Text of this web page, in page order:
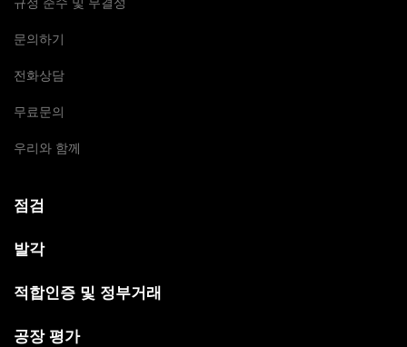
문의하기
전화상담
무료문의
우리와 함께
점검
발각
적합인증 및 정부거래
공장 평가